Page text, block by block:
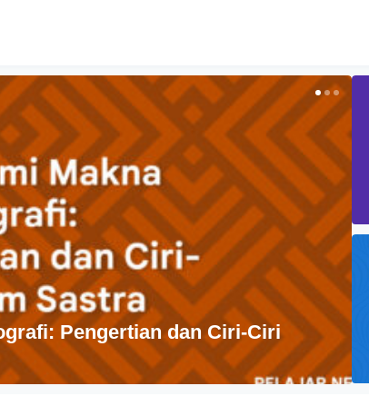
Islam Di Indonesia